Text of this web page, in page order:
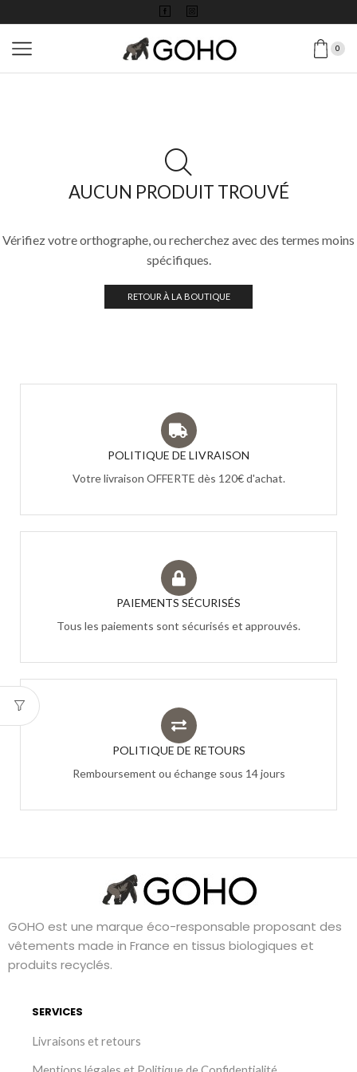
0
AUCUN PRODUIT TROUVÉ
Vérifiez votre orthographe, ou recherchez avec des termes moins
spécifiques.
RETOUR À LA BOUTIQUE
POLITIQUE DE LIVRAISON
Votre livraison OFFERTE dès 120€ d'achat.
PAIEMENTS SÉCURISÉS
Tous les paiements sont sécurisés et approuvés.
POLITIQUE DE RETOURS
Remboursement ou échange sous 14 jours
GOHO est une marque éco-responsable proposant des
vêtements made in France en tissus biologiques et
produits recyclés.
SERVICES
Livraisons et retours